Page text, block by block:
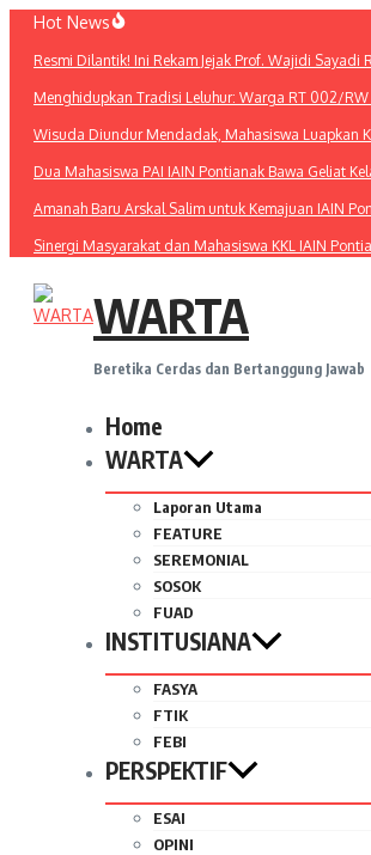
Lewati
konten
Hot News
Resmi Dilantik! Ini Rekam Jejak Prof. Wajidi Sayadi
Menghidupkan Tradisi Leluhur: Warga RT 002/
Wisuda Diundur Mendadak, Mahasiswa Luapkan
Dua Mahasiswa PAI IAIN Pontianak Bawa Geliat
Amanah Baru Arskal Salim untuk Kemajuan IAIN
Sinergi Masyarakat dan Mahasiswa KKL IAIN
WARTA
Beretika Cerdas dan Bertanggung Jawab
Home
WARTA
Laporan Utama
FEATURE
SEREMONIAL
SOSOK
FUAD
INSTITUSIANA
FASYA
FTIK
FEBI
PERSPEKTIF
ESAI
OPINI